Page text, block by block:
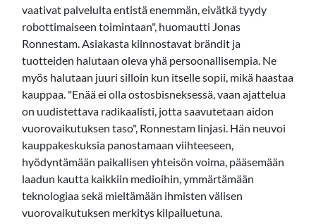
vaativat palvelulta entistä enemmän, eivätkä tyydy
robottimaiseen toimintaan", huomautti Jonas
Ronnestam. Asiakasta kiinnostavat brändit ja
tuotteiden halutaan oleva yhä persoonallisempia. Ne
myös halutaan juuri silloin kun itselle sopii, mikä haastaa
kauppaa. "Enää ei olla ostosbisneksessä, vaan ajattelua
on uudistettava radikaalisti, jotta saavutetaan aidon
vuorovaikutuksen taso", Ronnestam linjasi. Hän neuvoi
kauppakeskuksia panostamaan viihteeseen,
hyödyntämään paikallisen yhteisön voima, pääsemään
laadun kautta kaikkiin medioihin, ymmärtämään
teknologiaa sekä mieltämään ihmisten välisen
vuorovaikutuksen merkitys kilpailuetuna.